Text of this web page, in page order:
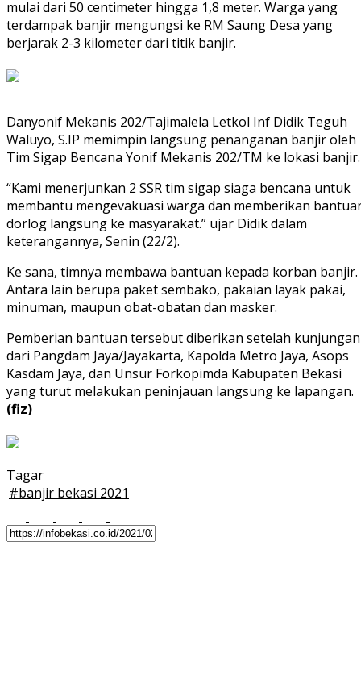
mulai dari 50 centimeter hingga 1,8 meter. Warga yang
terdampak banjir mengungsi ke RM Saung Desa yang
berjarak 2-3 kilometer dari titik banjir.
Danyonif Mekanis 202/Tajimalela Letkol Inf Didik Teguh
Waluyo, S.IP memimpin langsung penanganan banjir oleh
Tim Sigap Bencana Yonif Mekanis 202/TM ke lokasi banjir.
“Kami menerjunkan 2 SSR tim sigap siaga bencana untuk
membantu mengevakuasi warga dan memberikan
dorlog langsung ke masyarakat.” ujar Didik dalam
keterangannya, Senin (22/2).
Ke sana, timnya membawa bantuan kepada korban banjir.
Antara lain berupa paket sembako, pakaian layak pakai,
minuman, maupun obat-obatan dan masker.
Pemberian bantuan tersebut diberikan setelah kunjungan
dari Pangdam Jaya/Jayakarta, Kapolda Metro Jaya, Asops
Kasdam Jaya, dan Unsur Forkopimda Kabupaten Bekasi
yang turut melakukan peninjauan langsung ke lapangan.
(fiz)
Tagar
#banjir bekasi 2021